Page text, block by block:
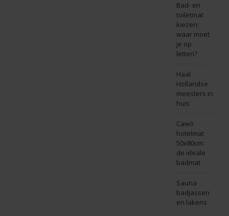
Bad- en
toiletmat
kiezen:
waar moet
je op
letten?
Haal
Hollandse
meesters in
huis
Cawö
hotelmat
50x80cm:
de ideale
badmat
Sauna
badjassen
en lakens